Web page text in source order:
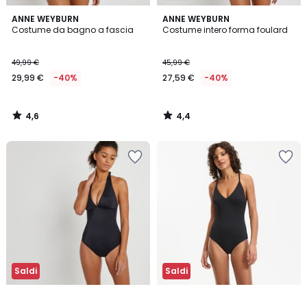
ANNE WEYBURN
Costume da bagno a fascia
49,99 €
29,99 € -40%
4,6
/ 5
4,6
/
ANNE WEYBURN
Costume intero forma foulard
45,99 €
27,59 € -40%
4,4
/ 5
4,4
/
Saldi Saldi